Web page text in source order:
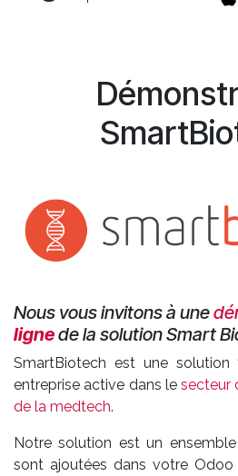
Nous vous invitons à une
lignede la solution Smart
SmartBiotech est une
entreprise active dans le secteur
de la medtech.
Notre solution est un
sont ajoutées dans votre Odoo